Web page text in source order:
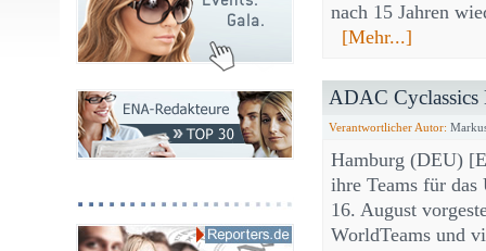
nach 15 Jahren
[Mehr...]
ADAC Cyclassics
Verantwortlicher Autor:
Hamburg (DEU)
ihre Teams für
16. August
WorldTeams und